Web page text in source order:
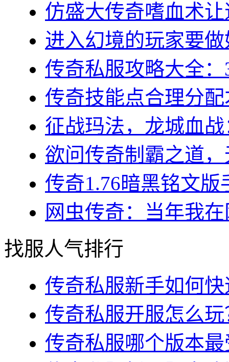
仿盛大传奇嗜血术
进入幻境的玩家要
传奇私服攻略大全
传奇技能点合理分
征战玛法，龙城血
欲问传奇制霸之道
传奇1.76暗黑铭文
网虫传奇：当年我
找服人气排行
传奇私服新手如何
传奇私服开服怎么
传奇私服哪个版本